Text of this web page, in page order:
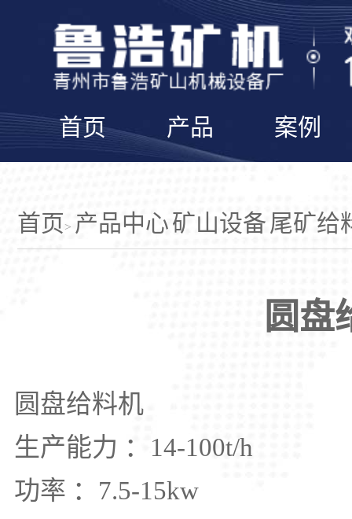
首页 产品 案例
首页> 产品中心矿山设备 尾矿给
圆盘
圆盘给料机
生产能力 ：14-100t/h
功率 ：7.5-15kw